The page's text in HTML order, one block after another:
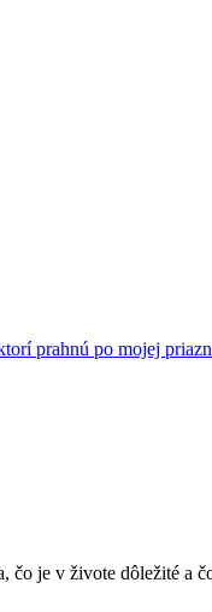
prahnú po mojej
čo je v živote dôležité a